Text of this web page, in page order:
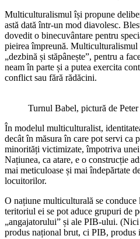
Multiculturalismul își propune
astă dată într-un mod diavolesc.
dovedit o binecuvântare pentru
pieirea împreună.
„dezbină și stăpânește”, pentru a
neam în parte și a putea exercita
conflict sau fără rădăcini.
Turnul Babel, pictură de
În modelul multiculturalist,
decât în măsura în care pot servi ca
minorități victimizate, împotriva
Națiunea, ca atare, e o construcție
mai meticuloase și mai îndepărtate
locuitorilor.
O națiune multiculturală se conduce
teritoriul ei se pot aduce grupuri de
„angajatorului” și ale PIB-ului.
produs național brut, ci PIB, produs